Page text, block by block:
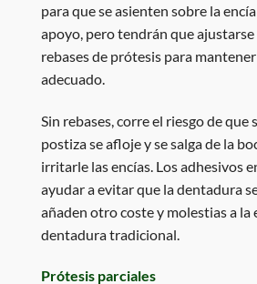
para que se asienten sobre la
apoyo, pero tendrán que
rebases de prótesis para
adecuado.
Sin rebases, corre el riesgo de que
postiza se afloje y se salga de la
irritarle las encías. Los adhesivos
ayudar a evitar que la dentadura
añaden otro coste y molestias a la
dentadura tradicional.
Prótesis parciales